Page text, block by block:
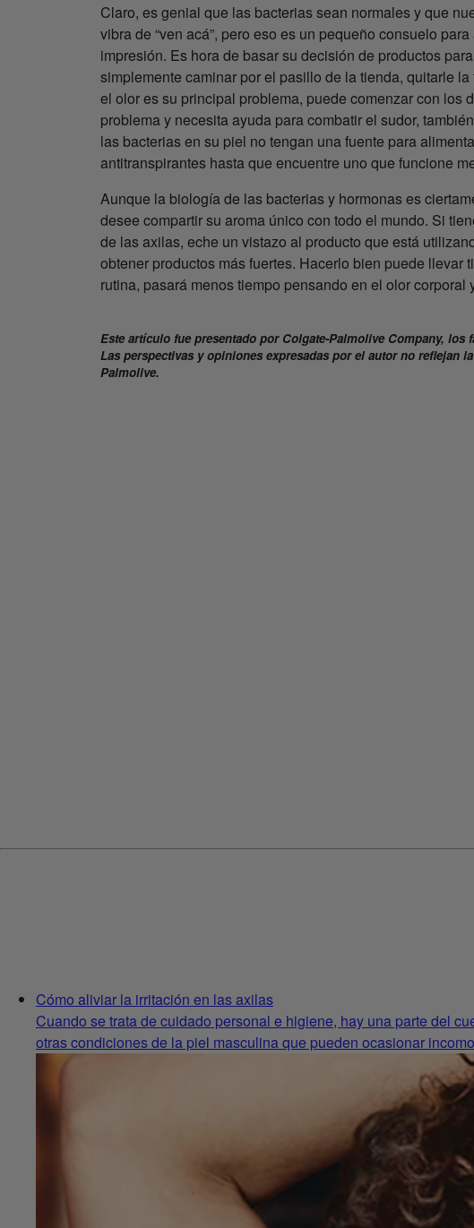
Claro, es genial que las bacterias sean normales y que
vibra de “ven acá”, pero eso es un pequeño consuelo
impresión. Es hora de basar su decisión de productos
simplemente caminar por el pasillo de la tienda, quitarle
el olor es su principal problema, puede comenzar con los
problema y necesita ayuda para combatir el sudor,
las bacterias en su piel no tengan una fuente para
antitranspirantes hasta que encuentre uno que funcione
Aunque la biología de las bacterias y hormonas es
desee compartir su aroma único con todo el mundo. Si
de las axilas, eche un vistazo al producto que está
obtener productos más fuertes. Hacerlo bien puede llevar
rutina, pasará menos tiempo pensando en el olor corporal
Este artículo fue presentado por Colgate-Palmolive Company, los
Las perspectivas y opiniones expresadas por el autor no reflejan
Palmolive.
Cómo aliviar la irritación en las axilas
Cuando se trata de cuidado personal e higiene, hay una parte del
otras condiciones de la piel masculina que pueden ocasionar